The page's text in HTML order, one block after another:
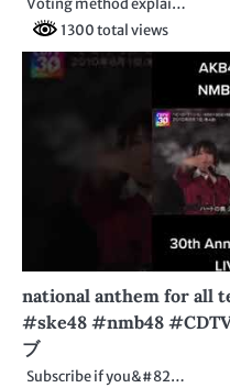
1300 total views
national anthem for all
#ske48 #nmb48
ブ
Subscribe if you&#82…